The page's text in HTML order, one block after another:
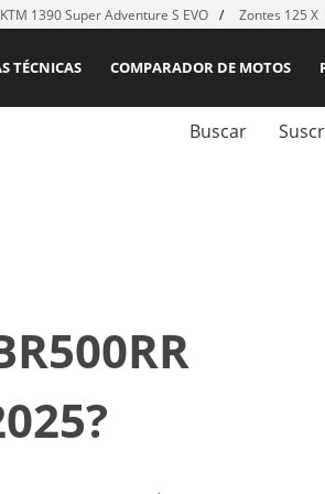
KTM 1390 Super Adventure S EVO Zontes 125 X
COMPARADOR DE MOTOS
TÉCNICAS
Buscar